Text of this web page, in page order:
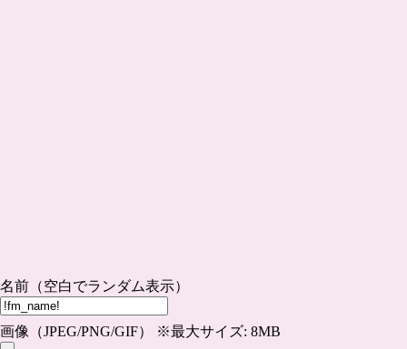
名前（空白でランダム表示）
画像（JPEG/PNG/GIF） ※最大サイズ: 8MB